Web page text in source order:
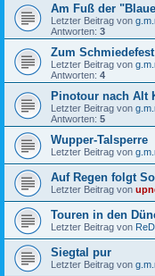
Am Fuß der
Letzter Beitrag von
Antworten: 3
Zum
Letzter Beitrag von
Antworten: 4
Pinotour nach Alt
Letzter Beitrag von
Antworten: 5
Wupper-Talsperre
Letzter Beitrag von
Auf Regen folgt
Letzter Beitrag von
Touren in den
Letzter Beitrag von
Siegtal pur
Letzter Beitrag von